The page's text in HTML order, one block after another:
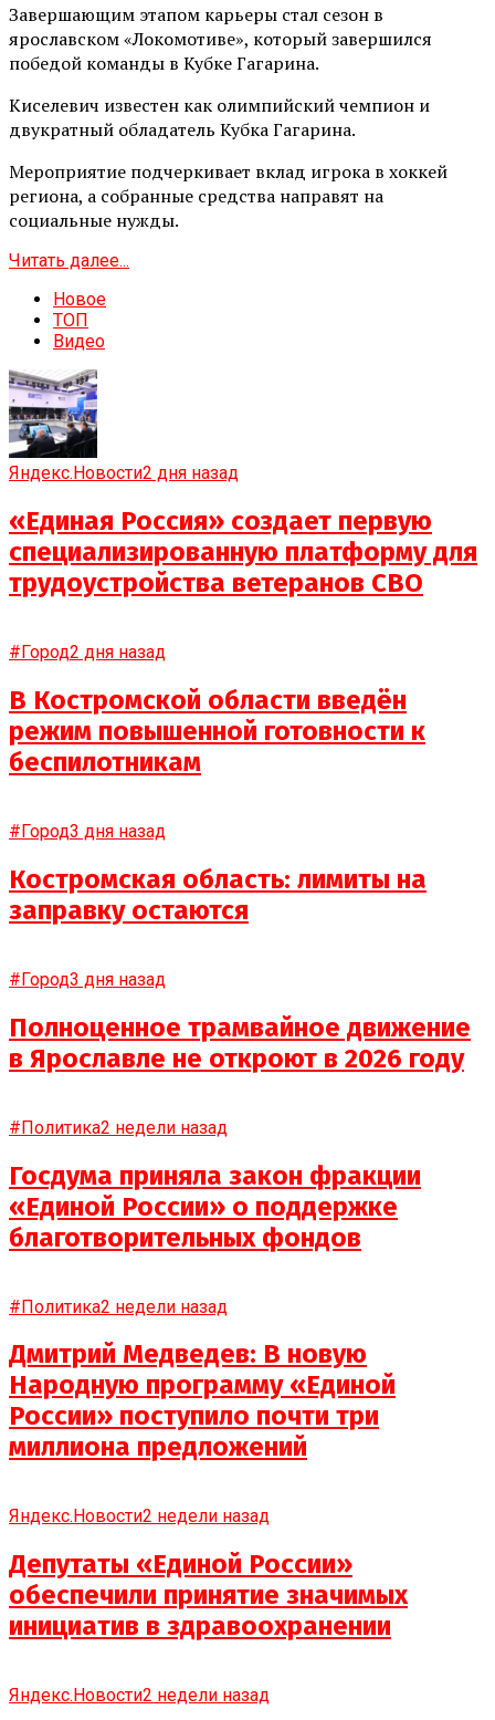
Завершающим этапом карьеры стал сезон в
ярославском «Локомотиве», который завершился
победой команды в Кубке Гагарина.
Киселевич известен как олимпийский чемпион и
двукратный обладатель Кубка Гагарина.
Мероприятие подчеркивает вклад игрока в хоккей
региона, а собранные средства направят на
социальные нужды.
Читать далее...
Новое
ТОП
Видео
Яндекс.Новости2 дня назад
«Единая Россия» создает первую
специализированную платформу для
трудоустройства ветеранов СВО
#Город2 дня назад
В Костромской области введён
режим повышенной готовности к
беспилотникам
#Город3 дня назад
Костромская область: лимиты на
заправку остаются
#Город3 дня назад
Полноценное трамвайное движение
в Ярославле не откроют в 2026 году
#Политика2 недели назад
Госдума приняла закон фракции
«Единой России» о поддержке
благотворительных фондов
#Политика2 недели назад
Дмитрий Медведев: В новую
Народную программу «Единой
России» поступило почти три
миллиона предложений
Яндекс.Новости2 недели назад
Депутаты «Единой России»
обеспечили принятие значимых
инициатив в здравоохранении
Яндекс.Новости2 недели назад